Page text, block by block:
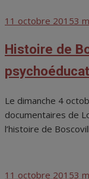
Posted
11 octobre 20153
Histoire de
Le dimanche 4
documentaires de
l’histoire de
Posted
11 octobre 20153